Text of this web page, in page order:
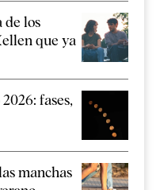
de los
que ya
fases,
manchas